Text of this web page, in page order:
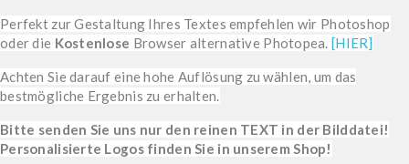
Perfekt zur Gestaltung Ihres Textes empfehlen wir Photoshop
oder die Kostenlose Browser alternative Photopea.[HIER]
Achten Sie darauf eine hohe Auflösung zu wählen, um das
bestmögliche Ergebnis zu erhalten.
Bitte senden Sie uns nur den reinen TEXT in der Bilddatei!
Personalisierte Logos finden Sie in unserem Shop!